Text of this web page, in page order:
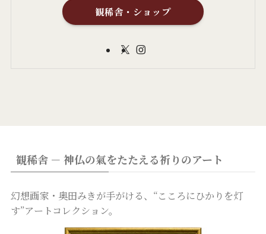
観稀舎・ショップ
観稀舎 － 神仏の氣をたたえる祈りのアート
幻想画家・奥田みきが手がける、“こころにひかりを灯
す”アートコレクション。